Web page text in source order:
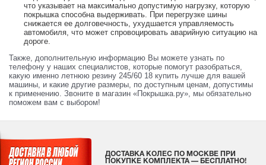
что указывает на максимально допустимую нагрузку, которую
покрышка способна выдерживать. При перегрузке шины
снижается ее долговечность, ухудшается управляемость
автомобиля, что может спровоцировать аварийную ситуацию на
дороге.
Также, дополнительную информацию Вы можете узнать по
телефону у наших специалистов, которые помогут разобраться,
какую именно летнюю резину 245/60 18 купить лучше для вашей
машины, и какие другие размеры, по доступным ценам, допустимы
к применению. Звоните в магазин «Покрышка.ру», мы обязательно
поможем вам с выбором!
ДОСТАВКА КОЛЕС ПО МОСКВЕ ПРИ
ПОКУПКЕ КОМПЛЕКТА — БЕСПЛАТНО!